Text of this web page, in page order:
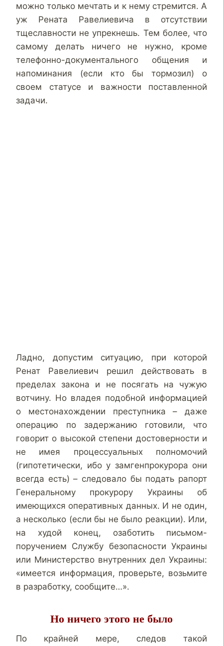
можно только мечтать и к нему стремится. А
уж Рената Равелиевича в отсутствии
тщеславности не упрекнешь. Тем более, что
самому делать ничего не нужно, кроме
телефонно-документального общения и
напоминания (если кто бы тормозил) о
своем статусе и важности поставленной
задачи.
Ладно, допустим ситуацию, при которой
Ренат Равелиевич решил действовать в
пределах закона и не посягать на чужую
вотчину. Но владея подобной информацией
о местонахождении преступника – даже
операцию по задержанию готовили, что
говорит о высокой степени достоверности и
не имея процессуальных полномочий
(гипотетически, ибо у замгенпрокурора они
всегда есть) – следовало бы подать рапорт
Генеральному прокурору Украины об
имеющихся оперативных данных. И не один,
а несколько (если бы не было реакции). Или,
на худой конец, озаботить письмом-
поручением Службу безопасности Украины
или Министерство внутренних дел Украины:
«имеется информация, проверьте, возьмите
в разработку, сообщите…».
Но ничего этого не было
По крайней мере, следов такой